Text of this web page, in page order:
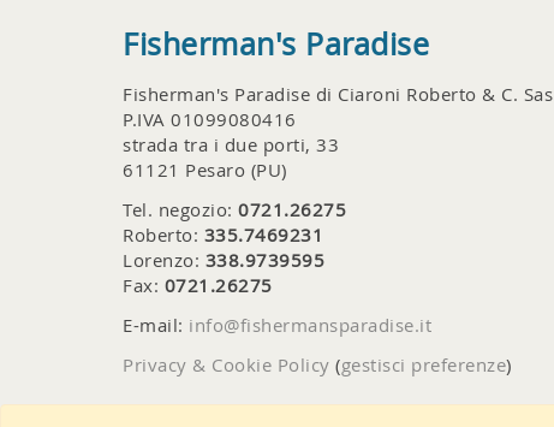
Fisherman's Paradise
Fisherman's Paradise di Ciaroni Roberto & C. Sas
P.IVA 01099080416
strada tra i due porti, 33
61121 Pesaro (PU)
Tel. negozio: 0721.26275
Roberto: 335.7469231
Lorenzo: 338.9739595
Fax: 0721.26275
E-mail: info@fishermansparadise.it
Privacy & Cookie Policy (gestisci preferenze)